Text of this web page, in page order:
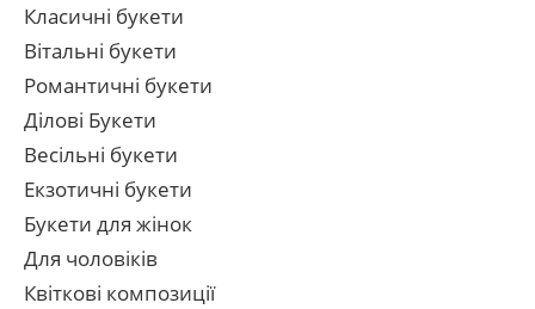
Класичні букети
Вітальні букети
Романтичні букети
Ділові Букети
Весільні букети
Екзотичні букети
Букети для жінок
Для чоловіків
Квіткові композиції